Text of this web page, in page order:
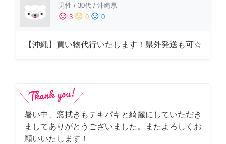
男性 / 30代 / 沖縄県
sentiment_satisfied 3 sentiment_neutral 0 sentiment_dissatisfied 0
【沖縄】買い物代行いたします！県外発送も可☆
暑い中、窓拭きもテキパキと綺麗にしていただき
ましてありがとうございました。またよろしくお
願いいたします！